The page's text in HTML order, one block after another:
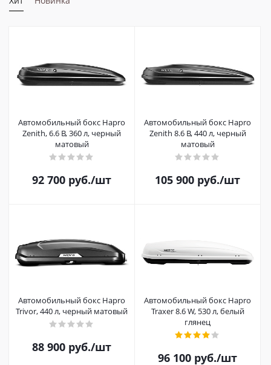
Автомобильный бокс Hapro
Zenith, 6.6 B, 360 л, черный
матовый
92 700 руб./шт
Автомобильный бокс Hapro
Zenith 8.6 B, 440 л, черный
матовый
105 900 руб./шт
Автомобильный бокс Hapro
Trivor, 440 л, черный матовый
88 900 руб./шт
Автомобильный бокс Hapro
Traxer 8.6 W, 530 л, белый
глянец
96 100 руб./шт